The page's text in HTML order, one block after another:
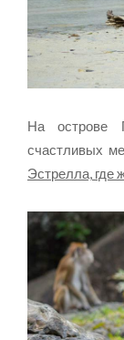
На острове
счастливых
Эстрелла, где